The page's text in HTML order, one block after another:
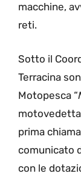
macchine,
reti.
Sotto il
Terracina
Motopesca “
prima
comunicato
con le